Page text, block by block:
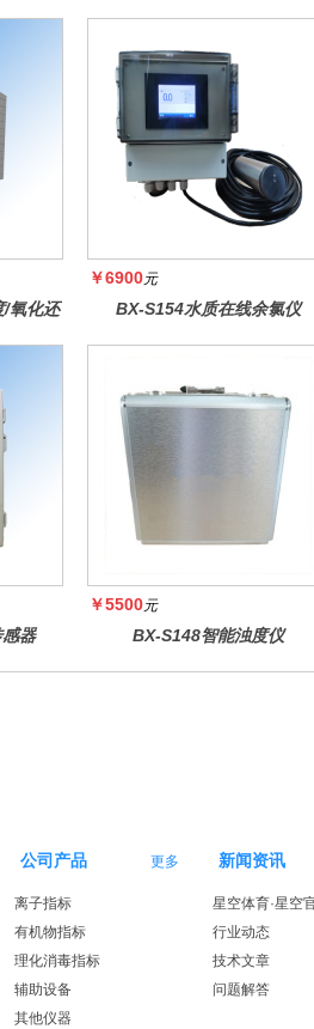
/氧化还
￥6900元
BX-S154水质在线余氯仪
器
￥5500元
BX-S148智能浊度仪
新闻资讯
星空体育·星空
行业动态
技术文章
问题解答
公司产品 更多
离子指标
有机物指标
理化消毒指标
辅助设备
其他仪器